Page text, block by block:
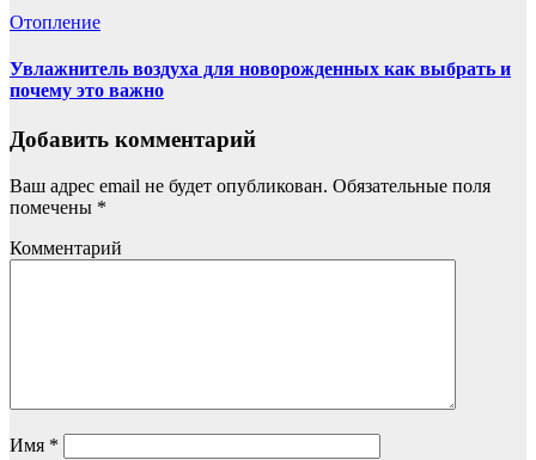
Отопление
Увлажнитель воздуха для новорожденных как выбрать и
почему это важно
Добавить комментарий
Ваш адрес email не будет опубликован. Обязательные поля
помечены *
Комментарий
Имя *